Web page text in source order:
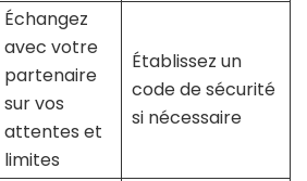
Échangez
avec votre
partenaire
sur vos
attentes et
limites
Établissez un
code de sécurité
si nécessaire